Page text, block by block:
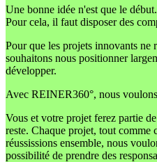
Une bonne idée n'est que le
Pour cela, il faut disposer des
Pour que les projets innovants ne
souhaitons nous positionner
développer.
Avec REINER360°, nous
Vous et votre projet ferez partie
reste. Chaque projet, tout
réussissions ensemble, nous
possibilité de prendre des